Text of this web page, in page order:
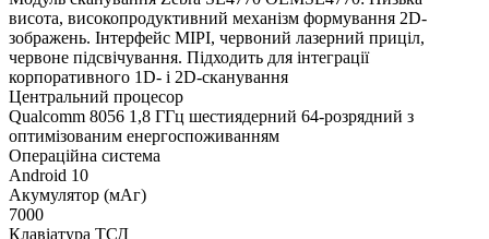
висота, високопродуктивний механізм формування 2D-
зображень. Інтерфейс MIPI, червоний лазерний приціл,
червоне підсвічування. Підходить для інтеграції
корпоративного 1D- і 2D-сканування
Центральний процесор
Qualcomm 8056 1,8 ГГц шестиядерний 64-розрядний з
оптимізованим енергоспоживанням
Операційна система
Android 10
Акумулятор (мАг)
7000
Клавіатура ТСД